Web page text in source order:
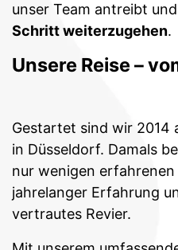
unser Team antreibt
Schritt weiterzugehen.
Unsere Reise –
Gestartet sind wir 2014
in Düsseldorf. Damals
nur wenigen
jahrelanger Erfahrung
vertrautes Revier.